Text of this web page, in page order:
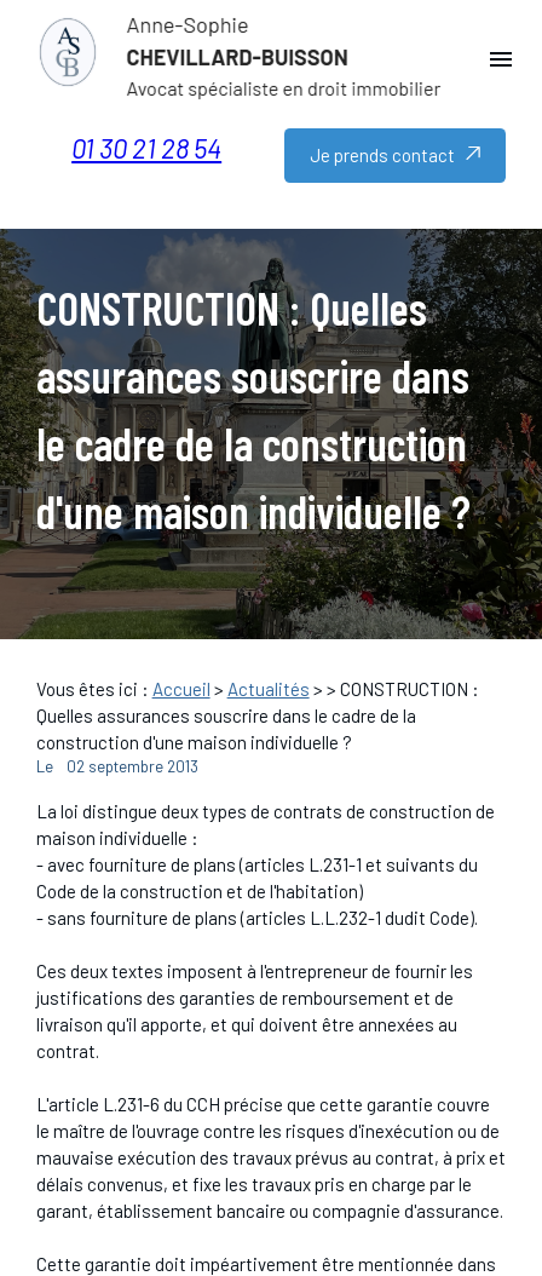
menu
01 30 21 28 54 Je prends contact
CONSTRUCTION : Quelles
assurances souscrire dans
le cadre de la construction
d'une maison individuelle ?
Vous êtes ici : Accueil > Actualités > > CONSTRUCTION :
Quelles assurances souscrire dans le cadre de la
construction d'une maison individuelle ?
Le 02 septembre 2013
La loi distingue deux types de contrats de construction de
maison individuelle :
- avec fourniture de plans (articles L.231-1 et suivants du
Code de la construction et de l'habitation)
- sans fourniture de plans (articles L.L.232-1 dudit Code).
Ces deux textes imposent à l'entrepreneur de fournir les
justifications des garanties de remboursement et de
livraison qu'il apporte, et qui doivent être annexées au
contrat.
L'article L.231-6 du CCH précise que cette garantie couvre
le maître de l'ouvrage contre les risques d'inexécution ou de
mauvaise exécution des travaux prévus au contrat, à prix et
délais convenus, et fixe les travaux pris en charge par le
garant, établissement bancaire ou compagnie d'assurance.
Cette garantie doit impéartivement être mentionnée dans
Panneau de gestion des cookies